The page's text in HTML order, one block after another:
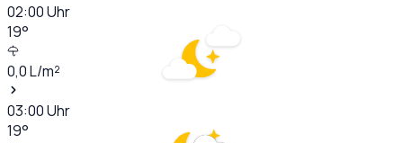
02:00Uhr
19°
0,0L/m²
03:00Uhr
19°